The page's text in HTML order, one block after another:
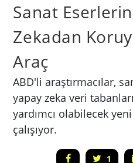
Sanat
Zekadan
Araç
ABD'li araştırmacılar,
yapay zeka veri
yardımcı olabilecek
çalışıyor.
1